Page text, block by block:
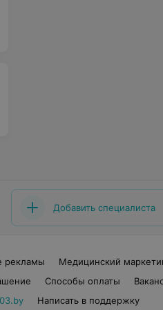
Добавить специалиста
рекламы
Медицинский
Способы оплаты
Написать в поддержку